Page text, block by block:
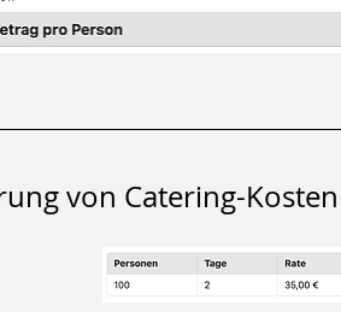
von Catering-Kosten